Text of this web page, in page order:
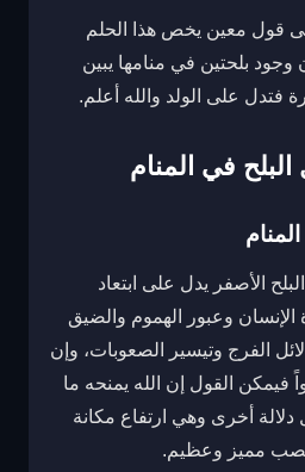
قول معين يخص هذا الحلم
وجود بلحتين في منامها يبين
فتدل على الولد والله أعلم.
في المنام
الأصفر يدل على ابتعاد
الإنسان وعبور الهموم والضيق
الفرج وتيسير الصعوبات، وإن
فيمكن القول إن الله يمنحه ما
دلالة أخرى وهي ارتفاع مكانة
مميز وعظيم.